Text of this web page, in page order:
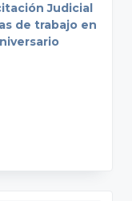
Judicial
de trabajo en